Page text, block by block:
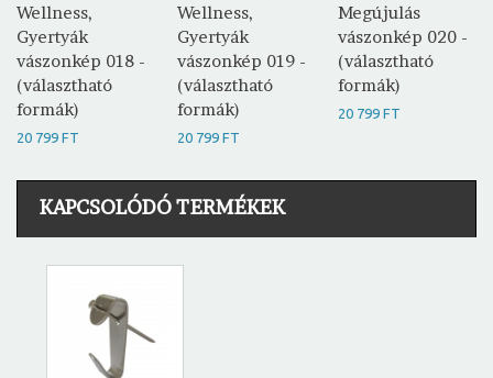
Wellness,
Gyertyák
vászonkép 018 -
(választható
formák)
20 799 FT
Wellness,
Gyertyák
vászonkép 019 -
(választható
formák)
20 799 FT
Megújulás
vászonkép 020 -
(választható
formák)
20 799 FT
KAPCSOLÓDÓ TERMÉKEK